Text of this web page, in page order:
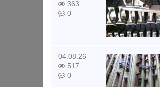
363
0
04.08.26
517
0